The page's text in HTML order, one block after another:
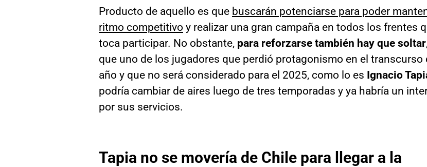
Producto de aquello es que buscarán potenciarse para poder
ritmo competitivo y realizar una gran campaña en todos los frentes
toca participar. No obstante, para reforzarse también hay que soltar
que uno de los jugadores que perdió protagonismo en el transcurso
año y que no será considerado para el 2025, como lo es Ignacio
podría cambiar de aires luego de tres temporadas y ya habría un
por sus servicios.
Tapia no se movería de Chile para llegar a la